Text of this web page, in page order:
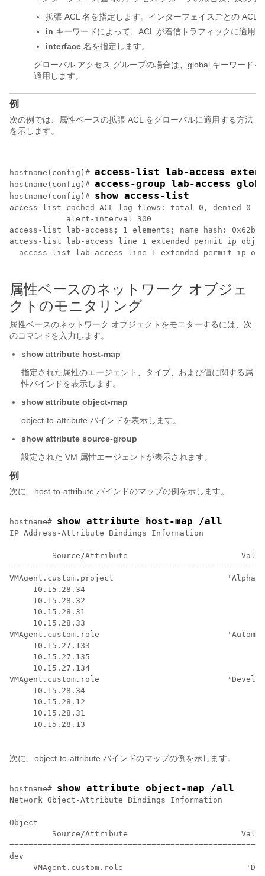
拡張 ACL 名を指定します。インターフェイスごとの ACL
in キーワードによって、ACL が着信トラフィックに適用
interface 名を指定します。
グローバル アクセス グループの場合は、global キーワードを
適用します。
例
次の例では、属性ベースの拡張 ACL をグローバルに適用する方法
を示します。
hostname(config)# access-list lab-access
hostname(config)# access-group lab-access
hostname(config)# show access-list
access-list cached ACL log flows: total 0, denied 0
            alert-interval 300
access-list lab-access; 1 elements; name hash:
access-list lab-access line 1 extended permit ip
access-list lab-access line 1 extended permit ip
属性ベースのネットワーク オブジェ
クトのモニタリング
属性ベースのネットワーク オブジェクトをモニターするには、次
のコマンドを入力します。
show attribute host-map
指定された属性のエージェント、タイプ、および値に関する属
性バインドを表示します。
show attribute object-map
object-to-attribute バインドを表示します。
show attribute source-group
設定された VM 属性エージェントが表示されます。
例
次に、host-to-attribute バインドのマップの例を示します。
hostname# show attribute host-map /all
IP Address-Attribute Bindings Information
         Source/Attribute                        Value
VMAgent.custom.project                        'Alpha'
     10.15.28.34
     10.15.28.32
     10.15.28.31
     10.15.28.33
VMAgent.custom.role
     10.15.27.133
     10.15.27.135
     10.15.27.134
VMAgent.custom.role
     10.15.28.34
     10.15.28.12
     10.15.28.31
     10.15.28.13
次に、object-to-attribute バインドのマップの例を示します。
hostname# show attribute object-map /all
Network Object-Attribute Bindings Information
Object
         Source/Attribute                        Value
dev
VMAgent.custom.role